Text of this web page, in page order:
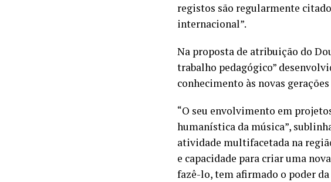
registos são regularmente
internacional”.
Na proposta de atribuição do
trabalho pedagógico”
conhecimento às novas
“O seu envolvimento em
humanística da música”,
atividade multifacetada na
e capacidade para criar uma
fazê-lo, tem afirmado o poder